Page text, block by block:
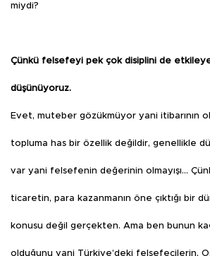
miydi?
Çünkü felsefeyi pek çok disiplini de
düşünüyoruz.
Evet, muteber gözükmüyor yani itibarının
topluma has bir özellik değildir, genellikle
var yani felsefenin değerinin olmayışı…
ticaretin, para kazanmanın öne çıktığı bir
konusu değil gerçekten. Ama ben bunun
olduğunu yani Türkiye’deki felsefecilerin,